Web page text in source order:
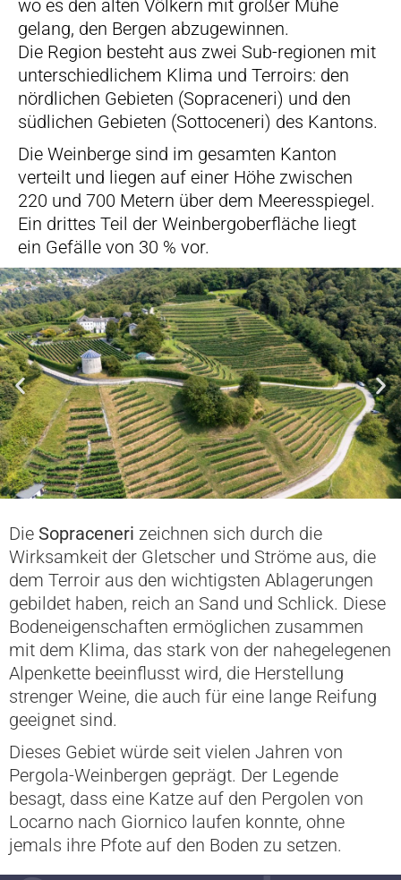
wo es den alten Völkern mit großer Mühe
gelang, den Bergen abzugewinnen.
Die Region besteht aus zwei Sub-regionen mit
unterschiedlichem Klima und Terroirs: den
nördlichen Gebieten (Sopraceneri) und den
südlichen Gebieten (Sottoceneri) des Kantons.
Die Weinberge sind im gesamten Kanton
verteilt und liegen auf einer Höhe zwischen
220 und 700 Metern über dem Meeresspiegel.
Ein drittes Teil der Weinbergoberfläche liegt
ein Gefälle von 30 % vor.
Die Sopraceneri zeichnen sich durch die
Wirksamkeit der Gletscher und Ströme aus, die
dem Terroir aus den wichtigsten Ablagerungen
gebildet haben, reich an Sand und Schlick. Diese
Bodeneigenschaften ermöglichen zusammen
mit dem Klima, das stark von der nahegelegenen
Alpenkette beeinflusst wird, die Herstellung
strenger Weine, die auch für eine lange Reifung
geeignet sind.
Dieses Gebiet würde seit vielen Jahren von
Pergola-Weinbergen geprägt. Der Legende
besagt, dass eine Katze auf den Pergolen von
Locarno nach Giornico laufen konnte, ohne
jemals ihre Pfote auf den Boden zu setzen.